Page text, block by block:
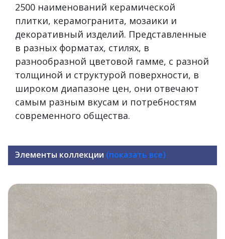
2500 наименований керамической
плитки, керамогранита, мозаики и
декоративный изделий. Представленные
в разных форматах, стилях, в
разнообразной цветовой гамме, с разной
толщиной и структурой поверхности, в
широком диапазоне цен, они отвечают
самым разным вкусам и потребностям
современного общества.
Элементы коллекции (показать все)